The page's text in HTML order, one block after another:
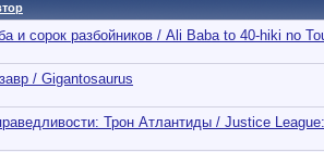
и сорок разбойников / Ali Baba to 40-hiki no
/ Gigantosaurus
Трон Атлантиды / Justice